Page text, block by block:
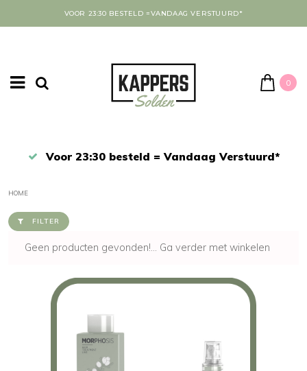
VOOR 23:30 BESTELD =VANDAAG VERSTUURD*
0
Afrekenen in een veilige omgeving
HOME
FILTER
Geen producten gevonden!... Ga verder met winkelen